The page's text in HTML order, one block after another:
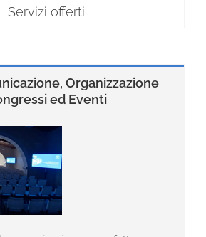
Servizi offerti
Organizzazione
ed Eventi